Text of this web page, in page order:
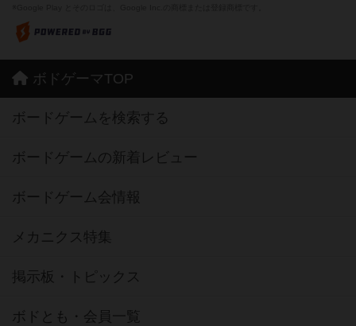
ボドゲーマTOP
ボードゲームを検索する
ボードゲームの新着レビュー
ボードゲーム会情報
メカニクス特集
掲示板・トピックス
ボドとも・会員一覧